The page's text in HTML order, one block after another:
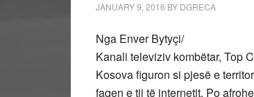
JANUARY 9, 2016 BY DGRECA
Nga Enver Bytyçi/
Kanali televiziv kombëtar, Top
Kosova figuron si pjesë e
faqen e tij të internetit. Po